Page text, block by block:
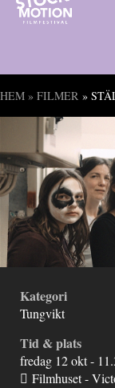
Du är här
HEM » FILMER »
Kategori
Tungvikt
Tid & plats
fredag 12 okt -
Filmhuset -